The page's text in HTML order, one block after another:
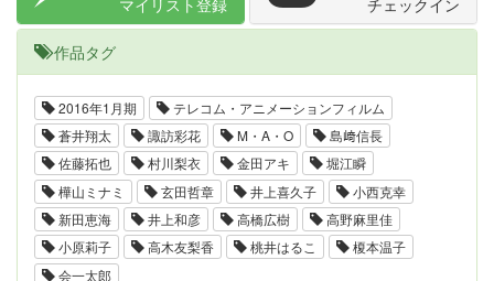
マイリスト登録 チェックイン
作品タグ
2016年1月期
テレコム・アニメーションフィルム
蒼井翔太
諏訪彩花 M・A・O
島﨑信長
佐藤拓也
村川梨衣 金田アキ
堀江瞬
樺山ミナミ
玄田哲章 井上喜久子
小西克幸
新田恵海
井上和彦 高橋広樹
高野麻里佳
小原莉子
高木友梨香 桃井はるこ
榎本温子
会一太郎